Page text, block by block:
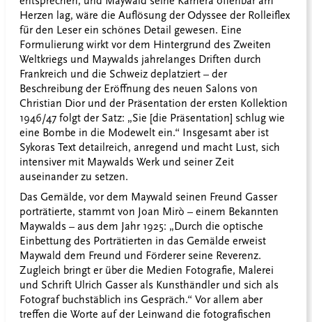
Herzen lag, wäre die Auflösung der Odyssee der Rolleiflex
für den Leser ein schönes Detail gewesen. Eine
Formulierung wirkt vor dem Hintergrund des Zweiten
Weltkriegs und Maywalds jahrelanges Driften durch
Frankreich und die Schweiz deplatziert – der
Beschreibung der Eröffnung des neuen Salons von
Christian Dior und der Präsentation der ersten Kollektion
1946/47 folgt der Satz: „Sie [die Präsentation] schlug wie
eine Bombe in die Modewelt ein.“ Insgesamt aber ist
Sykoras Text detailreich, anregend und macht Lust, sich
intensiver mit Maywalds Werk und seiner Zeit
auseinander zu setzen.
Das Gemälde, vor dem Maywald seinen Freund Gasser
porträtierte, stammt von Joan Mirò – einem Bekannten
Maywalds – aus dem Jahr 1925: „Durch die optische
Einbettung des Porträtierten in das Gemälde erweist
Maywald dem Freund und Förderer seine Reverenz.
Zugleich bringt er über die Medien Fotografie, Malerei
und Schrift Ulrich Gasser als Kunsthändler und sich als
Fotograf buchstäblich ins Gespräch.“ Vor allem aber
treffen die Worte auf der Leinwand die fotografischen